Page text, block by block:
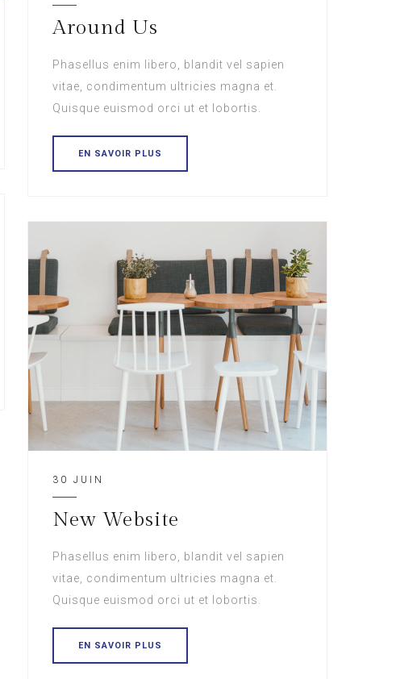
Around Us
Phasellus enim libero, blandit vel sapien
vitae, condimentum ultricies magna et.
Quisque euismod orci ut et lobortis.
EN SAVOIR PLUS
30 JUIN
New Website
Phasellus enim libero, blandit vel sapien
vitae, condimentum ultricies magna et.
Quisque euismod orci ut et lobortis.
EN SAVOIR PLUS